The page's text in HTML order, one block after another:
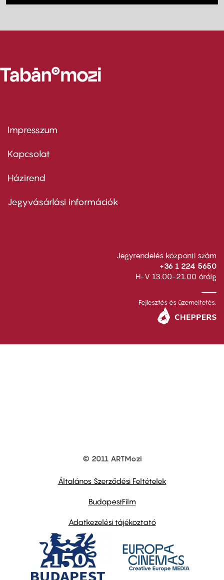
Footer
first
Impresszum
Kapcsolat
Footer
second
Házirend
Jegyvásárlási információk
Jegyrendelés központi szám
+36 1 224 5650
H-V 13.00-21.00 óráig
Fejlesztés és üzemeltetés:
© 2011 ARTMozi
Általános Szerződési Feltételek
BudapestFilm
Adatkezelési tájékoztató